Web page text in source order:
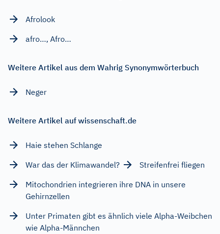
Afrolook
afro…, Afro…
Weitere Artikel aus dem Wahrig Synonymwörterbuch
Neger
Weitere Artikel auf wissenschaft.de
Haie stehen Schlange
War das der Klimawandel?
Streifenfrei fliegen
Mitochondrien integrieren ihre DNA in unsere
Gehirnzellen
Unter Primaten gibt es ähnlich viele Alpha-Weibchen
wie Alpha-Männchen